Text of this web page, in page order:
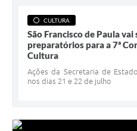
CULTURA
São Francisco de Paula
preparatórios para a 7ª
Cultura
Ações da Secretaria de
nos dias 21 e 22 de julho